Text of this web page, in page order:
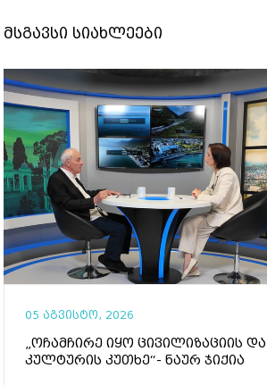
მსგავსი სიახლეები
05 აგვისტო, 2026
„ოჩამჩირე იყო ცივილიზაციის და
კულტურის კუთხე“- ნაურ ჯიქია